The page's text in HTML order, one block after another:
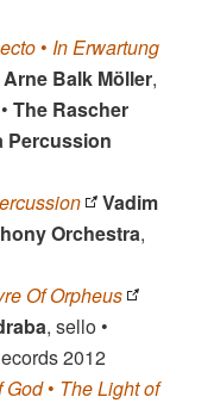
•In Erwartung
Arne Balk Möller,
The Rascher
Percussion
Vadim
Orchestra,
Of Orpheus
, sello •
2012
God• The Light of